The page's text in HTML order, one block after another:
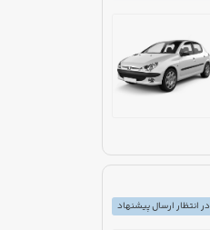
در انتظار ارسال پیشنهاد